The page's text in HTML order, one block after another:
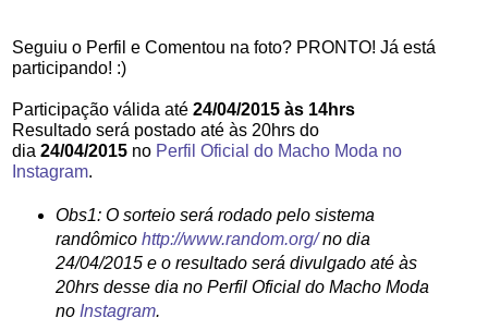
Seguiu o Perfil e Comentou na foto? PRONTO! Já está
participando! :)
Participação válida até 24/04/2015 às 14hrs
Resultado será postado até às 20hrs do
dia 24/04/2015 no Perfil Oficial do Macho Moda no
Instagram.
Obs1: O sorteio será rodado pelo sistema
randômico http://www.random.org/no dia
24/04/2015 e o resultado será divulgado até às
20hrs desse dia no Perfil Oficial do Macho Moda
no Instagram.